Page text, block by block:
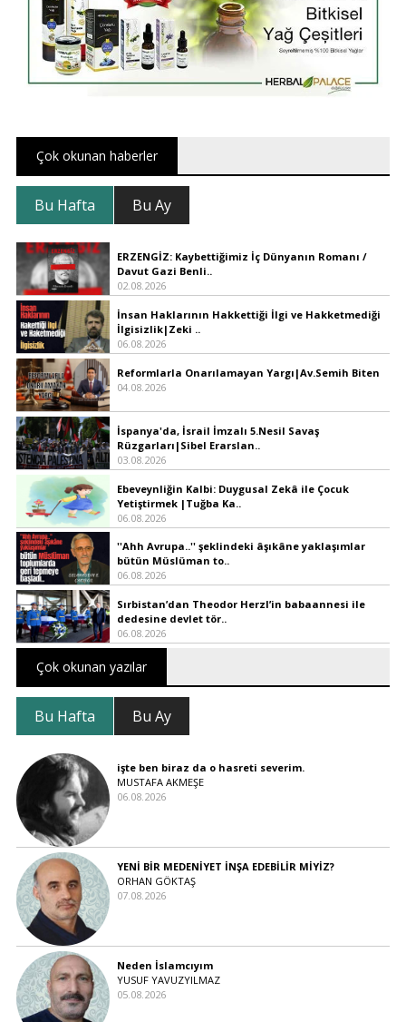
Çok okunan haberler
Bu Hafta Bu Ay
ERZENGİZ: Kaybettiğimiz İç Dünyanın Romanı /
Davut Gazi Benli..
02.08.2026
İnsan Haklarının Hakkettiği İlgi ve Hakketmediği
İlgisizlik|Zeki ..
06.08.2026
Reformlarla Onarılamayan Yargı|Av.Semih Biten
04.08.2026
İspanya'da, İsrail İmzalı 5.Nesil Savaş
Rüzgarları|Sibel Erarslan..
03.08.2026
Ebeveynliğin Kalbi: Duygusal Zekâ ile Çocuk
Yetiştirmek |Tuğba Ka..
06.08.2026
''Ahh Avrupa..'' şeklindeki âşıkâne yaklaşımlar
bütün Müslüman to..
06.08.2026
Sırbistan’dan Theodor Herzl’in babaannesi ile
dedesine devlet tör..
06.08.2026
Çok okunan yazılar
Bu Hafta Bu Ay
işte ben biraz da o hasreti severim.
MUSTAFA AKMEŞE
06.08.2026
YENİ BİR MEDENİYET İNŞA EDEBİLİR MİYİZ?
ORHAN GÖKTAŞ
07.08.2026
Neden İslamcıyım
YUSUF YAVUZYILMAZ
05.08.2026